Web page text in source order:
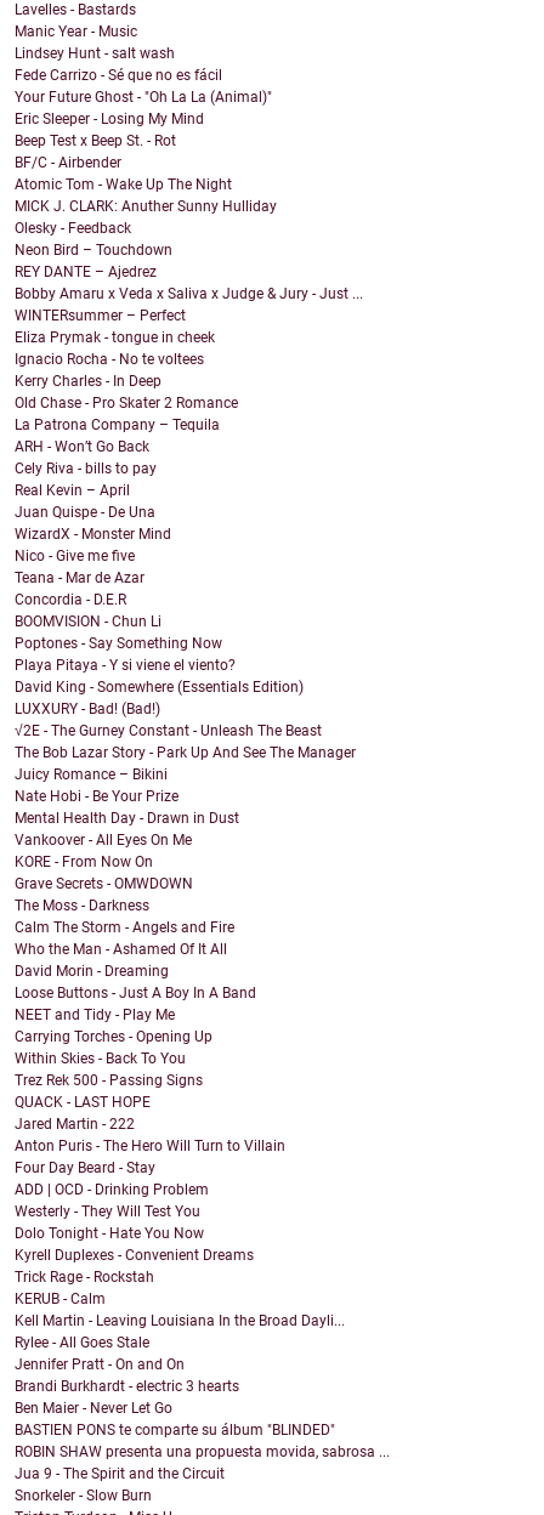
Lavelles - Bastards
Manic Year - Music
Lindsey Hunt - salt wash
Fede Carrizo - Sé que no es fácil
Your Future Ghost - "Oh La La (Animal)"
Eric Sleeper - Losing My Mind
Beep Test x Beep St. - Rot
BF/C - Airbender
Atomic Tom - Wake Up The Night
MICK J. CLARK: Anuther Sunny Hulliday
Olesky - Feedback
Neon Bird – Touchdown
REY DANTE – Ajedrez
Bobby Amaru x Veda x Saliva x Judge & Jury - Just ...
WINTERsummer – Perfect
Eliza Prymak - tongue in cheek
Ignacio Rocha - No te voltees
Kerry Charles - In Deep
Old Chase - Pro Skater 2 Romance
La Patrona Company – Tequila
ARH - Won’t Go Back
Cely Riva - bills to pay
Real Kevin – April
Juan Quispe - De Una
WizardX - Monster Mind
Nico - Give me five
Teana - Mar de Azar
Concordia - D.E.R
BOOMVISION - Chun Li
Poptones - Say Something Now
Playa Pitaya - Y si viene el viento?
David King - Somewhere (Essentials Edition)
LUXXURY - Bad! (Bad!)
√2E - The Gurney Constant - Unleash The Beast
The Bob Lazar Story - Park Up And See The Manager
Juicy Romance – Bikini
Nate Hobi - Be Your Prize
Mental Health Day - Drawn in Dust
Vankoover - All Eyes On Me
KORE - From Now On
Grave Secrets - OMWDOWN
The Moss - Darkness
Calm The Storm - Angels and Fire
Who the Man - Ashamed Of It All
David Morin - Dreaming
Loose Buttons - Just A Boy In A Band
NEET and Tidy - Play Me
Carrying Torches - Opening Up
Within Skies - Back To You
Trez Rek 500 - Passing Signs
QUACK - LAST HOPE
Jared Martin - 222
Anton Puris - The Hero Will Turn to Villain
Four Day Beard - Stay
ADD | OCD - Drinking Problem
Westerly - They Will Test You
Dolo Tonight - Hate You Now
Kyrell Duplexes - Convenient Dreams
Trick Rage - Rockstah
KERUB - Calm
Kell Martin - Leaving Louisiana In the Broad Dayli...
Rylee - All Goes Stale
Jennifer Pratt - On and On
Brandi Burkhardt - electric 3 hearts
Ben Maier - Never Let Go
BASTIEN PONS te comparte su álbum "BLINDED"
ROBIN SHAW presenta una propuesta movida, sabrosa ...
Jua 9 - The Spirit and the Circuit
Snorkeler - Slow Burn